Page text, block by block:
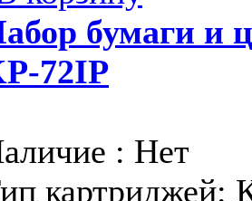
бумаги и
72IP
: Нет
картриджей: